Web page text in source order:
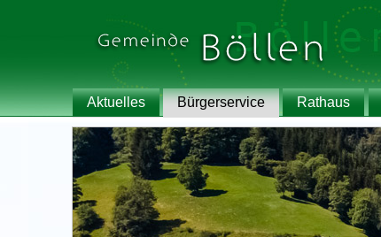
Aktuelles Bürgerservice Rathaus